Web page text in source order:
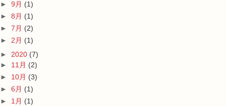
► 9月 (1)
► 8月 (1)
► 7月 (2)
► 2月 (1)
► 2020 (7)
► 11月 (2)
► 10月 (3)
► 6月 (1)
► 1月 (1)